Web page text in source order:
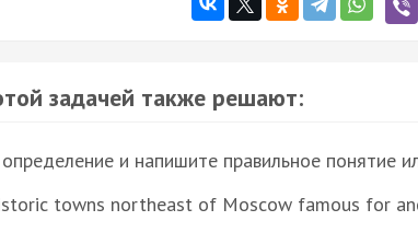
задачей также решают:
и напишите правильное понятие
towns northeast of Moscow famous for